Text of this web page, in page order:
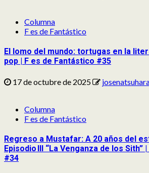
Columna
F es de Fantástico
El lomo del mundo: tortugas en la
pop | F es de Fantástico #35
17 de octubre de 2025
Columna
F es de Fantástico
Regreso a Mustafar: A 20 años del
Episodio III “La Venganza de los Sith”
#34